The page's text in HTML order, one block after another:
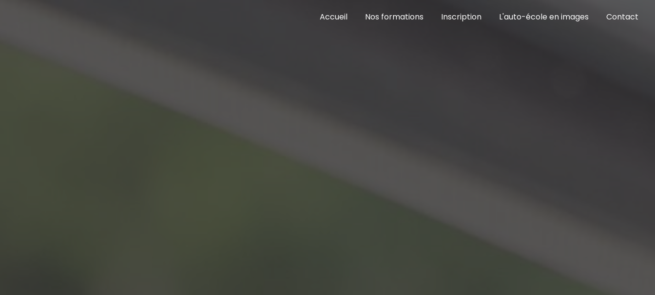
Accueil Nos formations Inscription L'auto-école en images Contact